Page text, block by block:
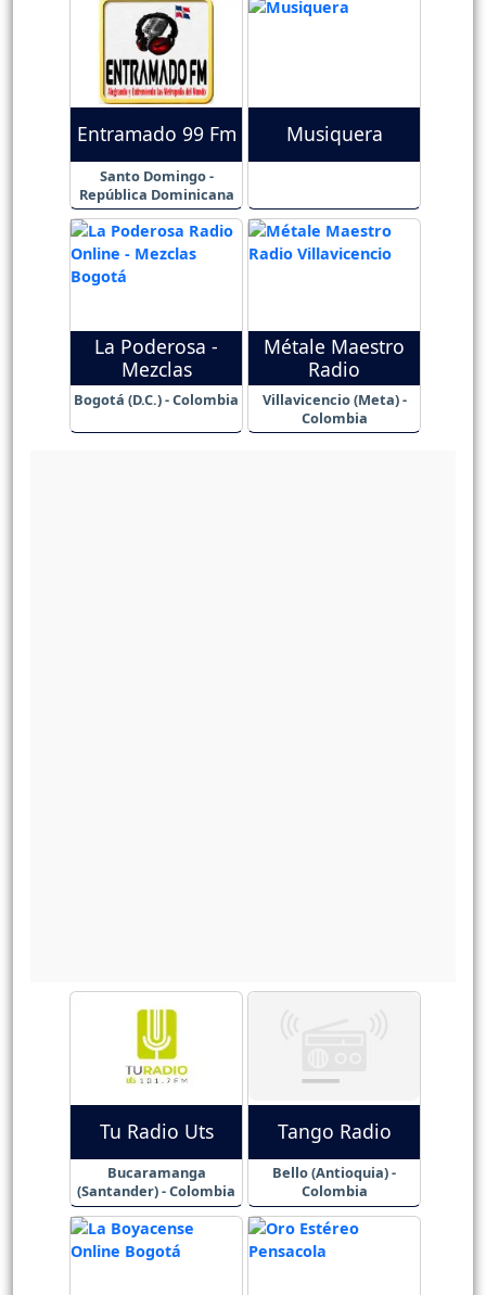
Entramado 99 Fm
Santo Domingo -
República Dominicana
Musiquera
La Poderosa -
Mezclas
Bogotá (D.C.) - Colombia
Métale Maestro
Radio
Villavicencio (Meta) -
Colombia
Tu Radio Uts
Bucaramanga
(Santander) - Colombia
Tango Radio
Bello (Antioquia) -
Colombia